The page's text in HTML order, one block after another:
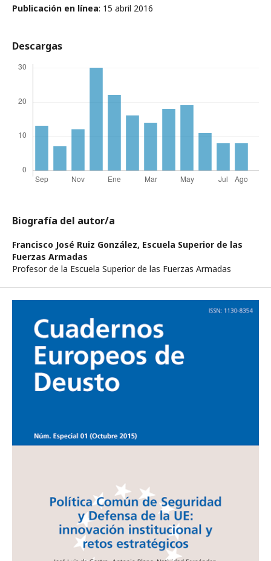
Publicación en línea: 15 abril 2016
Descargas
Biografía del autor/a
Francisco José Ruiz González, Escuela Superior de las
Fuerzas Armadas
Profesor de la Escuela Superior de las Fuerzas Armadas